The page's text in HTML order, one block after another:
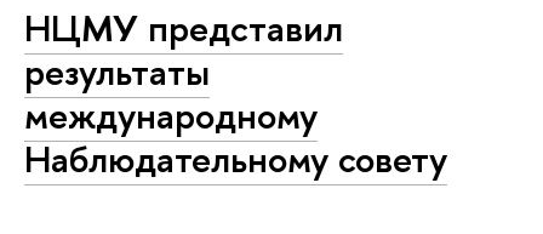
НЦМУ представил
результаты
международному
Наблюдательному совету